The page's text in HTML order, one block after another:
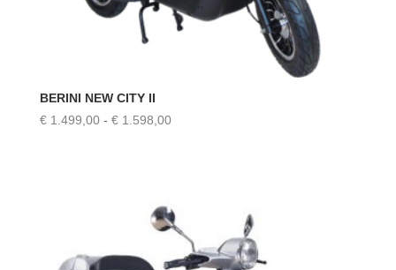
BERINI NEW CITY II
€1.499,00 - €1.598,00Prijsklasse: